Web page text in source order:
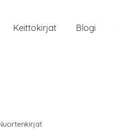
Keittokirjat Blogi